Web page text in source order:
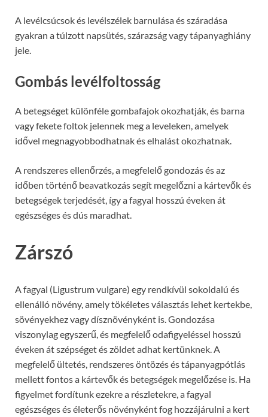
A levélcsúcsok és levélszélek barnulása és száradása
gyakran a túlzott napsütés, szárazság vagy tápanyaghiány
jele.
Gombás levélfoltosság
A betegséget különféle gombafajok okozhatják, és barna
vagy fekete foltok jelennek meg a leveleken, amelyek
idővel megnagyobbodhatnak és elhalást okozhatnak.
A rendszeres ellenőrzés, a megfelelő gondozás és az
időben történő beavatkozás segít megelőzni a kártevők és
betegségek terjedését, így a fagyal hosszú éveken át
egészséges és dús maradhat.
Zárszó
A fagyal (Ligustrum vulgare) egy rendkívül sokoldalú és
ellenálló növény, amely tökéletes választás lehet kertekbe,
sövényekhez vagy dísznövényként is. Gondozása
viszonylag egyszerű, és megfelelő odafigyeléssel hosszú
éveken át szépséget és zöldet adhat kertünknek. A
megfelelő ültetés, rendszeres öntözés és tápanyagpótlás
mellett fontos a kártevők és betegségek megelőzése is. Ha
figyelmet fordítunk ezekre a részletekre, a fagyal
egészséges és életerős növényként fog hozzájárulni a kert